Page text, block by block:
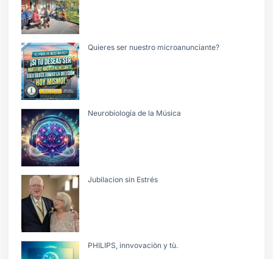
Quieres ser nuestro microanunciante?
Neurobiología de la Música
Jubilacion sin Estrés
PHILIPS, innvovaciòn y tù.